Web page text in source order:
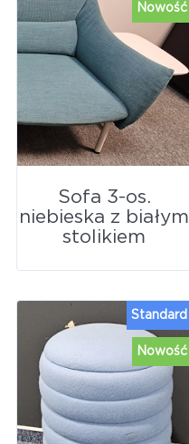
Nowość
Sofa 3-os.
niebieska z białym
stolikiem
Nowość
Standard